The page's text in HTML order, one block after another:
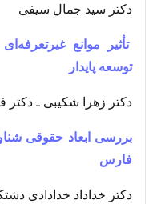
دکتر سید جمال سیفی
تأثیر موانع
توسعه پایدار
دکتر زهرا شکیبی ـ
بررسی ابعاد حقوقی
فارس
دکتر خداداد خدادادی